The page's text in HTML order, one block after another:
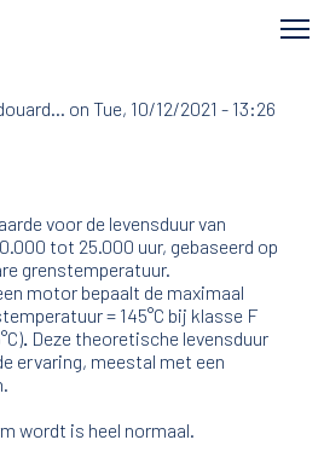
on Tue, 10/12/2021 - 13:26
voor de levensduur van
tot 25.000 uur, gebaseerd op
grenstemperatuur.
motor bepaalt de maximaal
= 145°C bij klasse F
. Deze theoretische levensduur
ervaring, meestal met een
wordt is heel normaal.